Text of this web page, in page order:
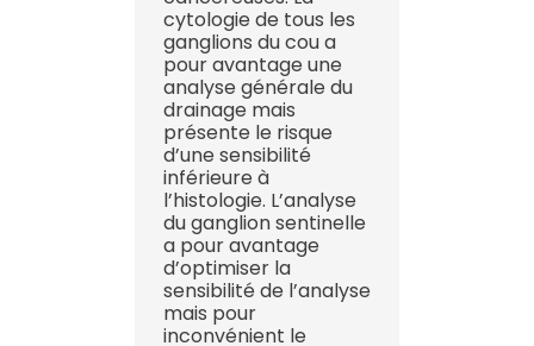
cytologie de tous les
ganglions du cou a
pour avantage une
analyse générale du
drainage mais
présente le risque
d’une sensibilité
inférieure à
l’histologie. L’analyse
du ganglion sentinelle
a pour avantage
d’optimiser la
sensibilité de l’analyse
mais pour
inconvénient le